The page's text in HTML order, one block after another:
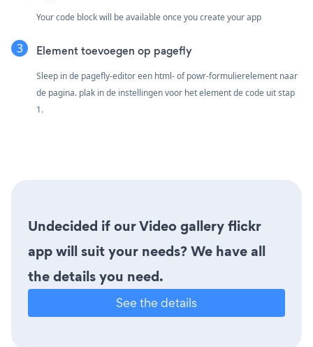
Your code block will be available once you create your app
Element toevoegen op pagefly
Sleep in de pagefly-editor een html- of powr-formulierelement naar
de pagina. plak in de instellingen voor het element de code uit stap
1.
Undecided if our Video gallery flickr
app will suit your needs? We have all
the details you need.
See the details